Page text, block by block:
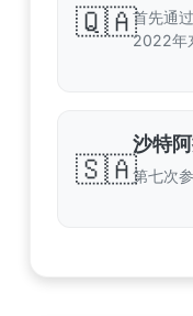
🇶🇦首先通
2022年
🇸🇦
沙特
第七次